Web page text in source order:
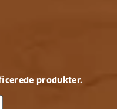
produkter.